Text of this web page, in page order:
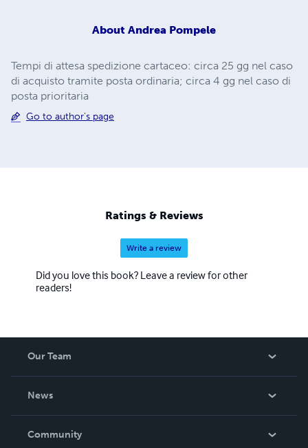
About Andrea Pompele
Tempi di attesa spedizione cartaceo: circa 25 gg nel caso
di acquisto tramite posta ordinaria; circa 4 gg nel caso di
posta prioritaria
Go to author's page
Ratings & Reviews
Write a review
Did you love this book? Leave a review for other
readers!
Our Team
News
In The News
Community